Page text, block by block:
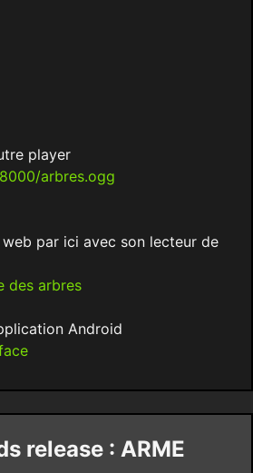
player
arbres.ogg
par ici avec son lecteur de
des arbres
Android
release : ARME